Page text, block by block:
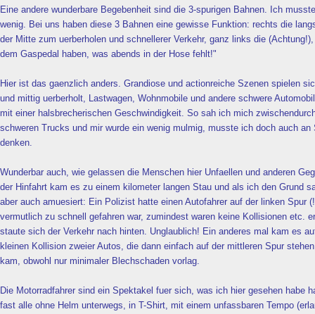
Eine andere wunderbare Begebenheit sind die 3-spurigen Bahnen. Ich
wenig. Bei uns haben diese 3 Bahnen eine gewisse Funktion: rechts die
der Mitte zum uerberholen und schnellerer Verkehr, ganz links die
dem Gaspedal haben, was abends in der Hose fehlt!"
Hier ist das gaenzlich anders. Grandiose und actionreiche Szenen spielen
und mittig uerberholt, Lastwagen, Wohnmobile und andere schwere
mit einer halsbrecherischen Geschwindigkeit. So sah ich mich
schweren Trucks und mir wurde ein wenig mulmig, musste ich doch auch an
denken.
Wunderbar auch, wie gelassen die Menschen hier Unfaellen und anderen
der Hinfahrt kam es zu einem kilometer langen Stau und als ich den Grund
aber auch amuesiert: Ein Polizist hatte einen Autofahrer auf der linken Spur
vermutlich zu schnell gefahren war, zumindest waren keine Kollisionen etc.
staute sich der Verkehr nach hinten. Unglaublich! Ein anderes mal kam es
kleinen Kollision zweier Autos, die dann einfach auf der mittleren Spur
kam, obwohl nur minimaler Blechschaden vorlag.
Die Motorradfahrer sind ein Spektakel fuer sich, was ich hier gesehen habe
fast alle ohne Helm unterwegs, in T-Shirt, mit einem unfassbaren Tempo